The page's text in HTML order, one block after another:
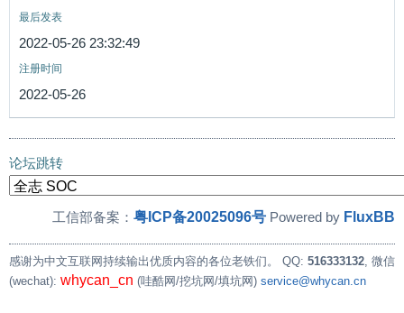
最后发表
2022-05-26 23:32:49
注册时间
2022-05-26
论坛跳转
工信部备案： 粤ICP备20025096号 Powered by FluxBB
感谢为中文互联网持续输出优质内容的各位老铁们。 QQ: 516333132, 微信
(wechat): whycan_cn (哇酷网/挖坑网/填坑网) service@whycan.cn